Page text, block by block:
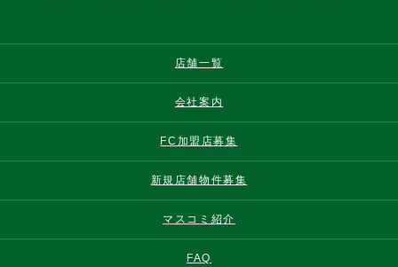
店舗一覧
会社案内
FC加盟店募集
新規店舗物件募集
マスコミ紹介
FAQ